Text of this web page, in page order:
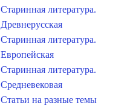
Старинная литература.
Древнерусская
Старинная литература.
Европейская
Старинная литература.
Средневековая
Статьи на разные темы